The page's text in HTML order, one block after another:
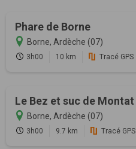
Phare de Borne
Borne, Ardèche (07)
3h00 10 km Tracé GPS
Le Bez et suc de Montat
Borne, Ardèche (07)
3h00 9.7 km Tracé GPS